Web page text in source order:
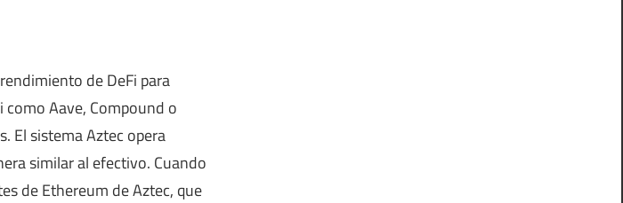
de DeFi para
Aave, Compound o
El sistema Aztec opera
similar al efectivo. Cuando
de Ethereum de Aztec, que